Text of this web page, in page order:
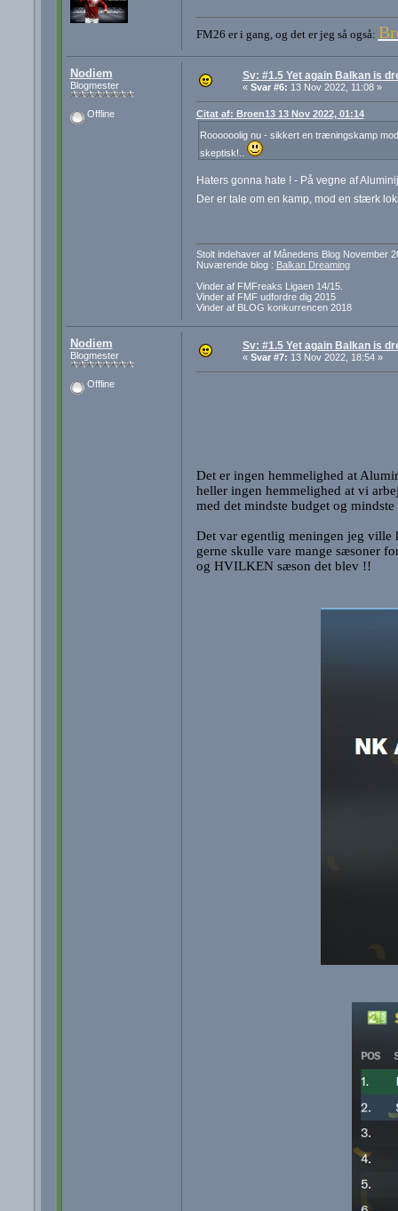
FM26 er i gang, og det er jeg så også:
Nodiem
Blogmester
Offline
Sv: #1.5 Yet again Balkan is
« Svar #6: 13 Nov 2022, 11:08 »
Citat af: Broen13 13 Nov 2022, 01:14
Roooooolig nu - sikkert en træningskamp
skeptisk!..
Haters gonna hate ! - På vegne af
Der er tale om en kamp, mod en stærk
Stolt indehaver af Månedens Blog November
Nuværende blog : Balkan Dreaming
Vinder af FMFreaks Ligaen 14/15.
Vinder af FMF udfordre dig 2015
Vinder af BLOG konkurrencen 2018
Nodiem
Blogmester
Offline
Sv: #1.5 Yet again Balkan is
« Svar #7: 13 Nov 2022, 18:54 »
Det er ingen hemmelighed at
heller ingen hemmelighed at vi
med det mindste budget og
Det var egentlig meningen jeg ville
gerne skulle vare mange sæsoner
og HVILKEN sæson det blev !!